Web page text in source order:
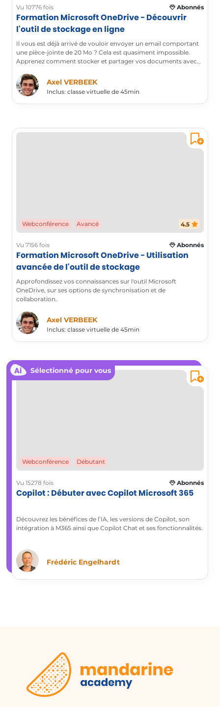
Vu 10776 fois Abonnés
Formation Microsoft OneDrive - Découvrir
l'outil de stockage en ligne
Il vous est déjà arrivé de vouloir envoyer un email comportant
une pièce-jointe de 20 Mo ? Cela est quasiment impossible.
Apprenez comment stocker et partager vos documents avec
Axel VERBEEK
Inclus: classe virtuelle de 45min
Webconférence Avancé 4.5
Vu 7156 fois Abonnés
Formation Microsoft OneDrive - Utilisation
avancée de l'outil de stockage
Approfondissez vos connaissances sur l'outil Microsoft
OneDrive, sur ses options de synchronisation et de
collaboration.
Axel VERBEEK
Inclus: classe virtuelle de 45min
Sélectionné pour vous
Webconférence Débutant
Vu 15278 fois Abonnés
Copilot : Débuter avec Copilot Microsoft 365
Découvrez les bénéfices de l’IA, les versions de Copilot, son
intégration à M365 ainsi que Copilot Chat et ses fonctionnalités.
Frédéric Engelhardt